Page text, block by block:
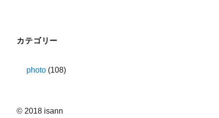
カテゴリー
photo (108)
© 2018 isann